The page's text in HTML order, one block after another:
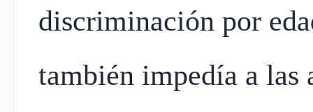
discriminación por
también impedía a las